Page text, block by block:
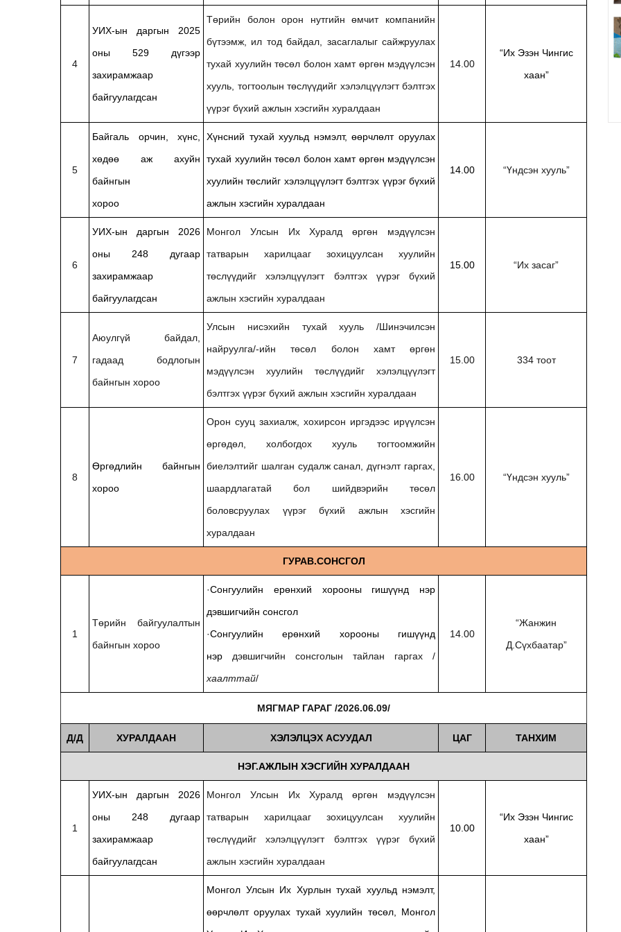
4
УИХ-ын даргын 2025
оны 529 дүгээр
захирамжаар
байгуулагдсан
Төрийн болон орон нутгийн өмчит компанийн
бүтээмж, ил тод байдал, засаглалыг сайжруулах
тухай хуулийн төсөл болон хамт өргөн мэдүүлсэн
хууль, тогтоолын төслүүдийг хэлэлцүүлэгт бэлтгэх
үүрэг бүхий ажлын хэсгийн хуралдаан
14.00
“Их Эзэн Чингис
хаан”
5
Байгаль орчин, хүнс,
хөдөө аж ахуйн
байнгын
хороо
Хүнсний тухай хуульд нэмэлт, өөрчлөлт оруулах
тухай хуулийн төсөл болон хамт өргөн мэдүүлсэн
хуулийн төслийг хэлэлцүүлэгт бэлтгэх үүрэг бүхий
ажлын хэсгийн хуралдаан
14.00 “Үндсэн хууль”
6
УИХ-ын даргын 2026
оны 248 дугаар
захирамжаар
байгуулагдсан
Монгол Улсын Их Хуралд өргөн мэдүүлсэн
татварын харилцааг зохицуулсан хуулийн
төслүүдийг хэлэлцүүлэгт бэлтгэх үүрэг бүхий
ажлын хэсгийн хуралдаан
15.00 “Их засаг”
7
Аюулгүй байдал,
гадаад бодлогын
байнгын хороо
Улсын нисэхийн тухай хууль /Шинэчилсэн
найруулга/-ийн төсөл болон хамт өргөн
мэдүүлсэн хуулийн төслүүдийг хэлэлцүүлэгт
бэлтгэх үүрэг бүхий ажлын хэсгийн хуралдаан
15.00 334 тоот
8
Өргөдлийн байнгын
хороо
Орон сууц захиалж, хохирсон иргэдээс ирүүлсэн
өргөдөл, холбогдох хууль тогтоомжийн
биелэлтийг шалган судалж санал, дүгнэлт гаргах,
шаардлагатай бол шийдвэрийн төсөл
боловсруулах үүрэг бүхий ажлын хэсгийн
хуралдаан
16.00 “Үндсэн хууль”
ГУРАВ.СОНСГОЛ
1
Төрийн байгуулалтын
байнгын хороо
·Сонгуулийн ерөнхий хорооны гишүүнд нэр
дэвшигчийн сонсгол
·Сонгуулийн ерөнхий хорооны гишүүнд
нэр дэвшигчийн сонсголын тайлан гаргах /
хаалттай/
14.00
“Жанжин
Д.Сүхбаатар”
МЯГМАР ГАРАГ /2026.06.09/
Д/Д ХУРАЛДААН ХЭЛЭЛЦЭХ АСУУДАЛ ЦАГ ТАНХИМ
НЭГ.АЖЛЫН ХЭСГИЙН ХУРАЛДААН
1
УИХ-ын даргын 2026
оны 248 дугаар
захирамжаар
байгуулагдсан
Монгол Улсын Их Хуралд өргөн мэдүүлсэн
татварын харилцааг зохицуулсан хуулийн
төслүүдийг хэлэлцүүлэгт бэлтгэх үүрэг бүхий
ажлын хэсгийн хуралдаан
10.00
“Их Эзэн Чингис
хаан”
Монгол Улсын Их Хурлын тухай хуульд нэмэлт,
өөрчлөлт оруулах тухай хуулийн төсөл, Монгол